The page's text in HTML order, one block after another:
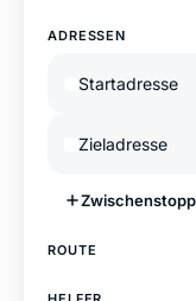
ADRESSEN
ROUTE